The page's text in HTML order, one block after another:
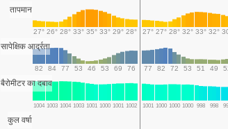
तापमान
27° 26° 28° 33° 35° 33° 29° 28° 27° 27° 28° 32° 33° 32°
सापेक्षिक आर्द्रता
82 84 77 53 46 53 69 76 77 82 72 53 51 49
बैरोमीटर का दबाव
1004 1003 1004 1003 1001 1000 1001 1002 1001 1000 1000 1000 998 998
कुल वर्षा